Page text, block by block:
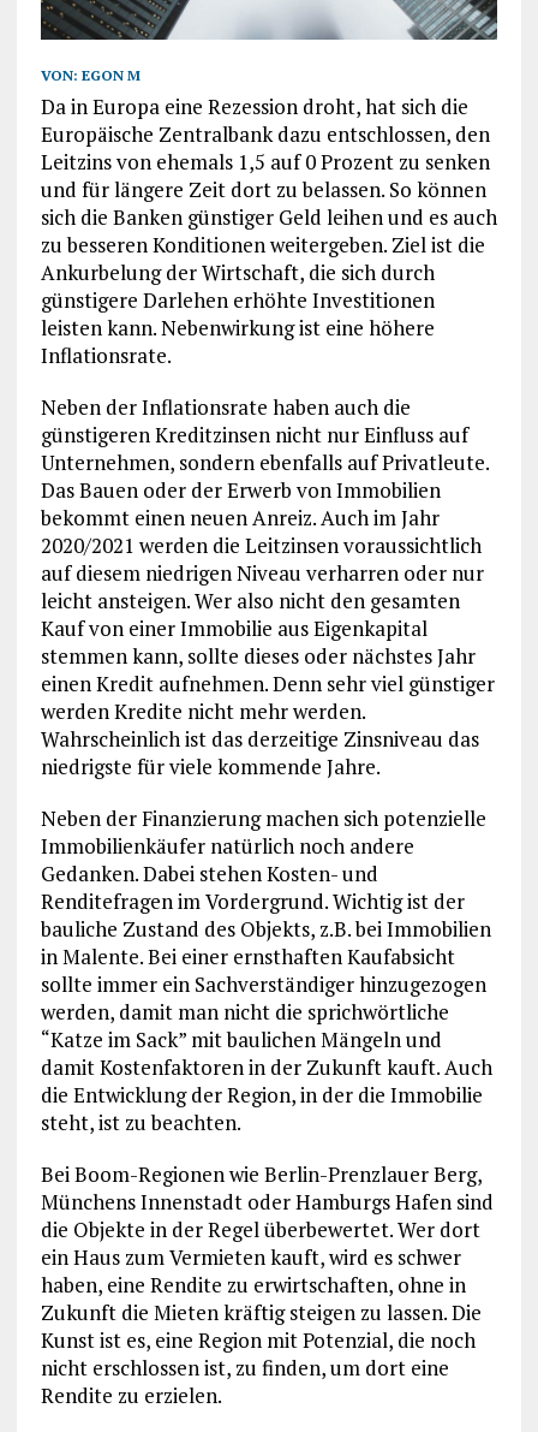
VON: EGON M
Da in Europa eine Rezession droht, hat sich die
Europäische Zentralbank dazu entschlossen, den
Leitzins von ehemals 1,5 auf 0 Prozent zu senken
und für längere Zeit dort zu belassen. So können
sich die Banken günstiger Geld leihen und es auch
zu besseren Konditionen weitergeben. Ziel ist die
Ankurbelung der Wirtschaft, die sich durch
günstigere Darlehen erhöhte Investitionen
leisten kann. Nebenwirkung ist eine höhere
Inflationsrate.
Neben der Inflationsrate haben auch die
günstigeren Kreditzinsen nicht nur Einfluss auf
Unternehmen, sondern ebenfalls auf Privatleute.
Das Bauen oder der Erwerb von Immobilien
bekommt einen neuen Anreiz. Auch im Jahr
2020/2021 werden die Leitzinsen voraussichtlich
auf diesem niedrigen Niveau verharren oder nur
leicht ansteigen. Wer also nicht den gesamten
Kauf von einer Immobilie aus Eigenkapital
stemmen kann, sollte dieses oder nächstes Jahr
einen Kredit aufnehmen. Denn sehr viel günstiger
werden Kredite nicht mehr werden.
Wahrscheinlich ist das derzeitige Zinsniveau das
niedrigste für viele kommende Jahre.
Neben der Finanzierung machen sich potenzielle
Immobilienkäufer natürlich noch andere
Gedanken. Dabei stehen Kosten- und
Renditefragen im Vordergrund. Wichtig ist der
bauliche Zustand des Objekts, z.B. bei Immobilien
in Malente. Bei einer ernsthaften Kaufabsicht
sollte immer ein Sachverständiger hinzugezogen
werden, damit man nicht die sprichwörtliche
“Katze im Sack” mit baulichen Mängeln und
damit Kostenfaktoren in der Zukunft kauft. Auch
die Entwicklung der Region, in der die Immobilie
steht, ist zu beachten.
Bei Boom-Regionen wie Berlin-Prenzlauer Berg,
Münchens Innenstadt oder Hamburgs Hafen sind
die Objekte in der Regel überbewertet. Wer dort
ein Haus zum Vermieten kauft, wird es schwer
haben, eine Rendite zu erwirtschaften, ohne in
Zukunft die Mieten kräftig steigen zu lassen. Die
Kunst ist es, eine Region mit Potenzial, die noch
nicht erschlossen ist, zu finden, um dort eine
Rendite zu erzielen.